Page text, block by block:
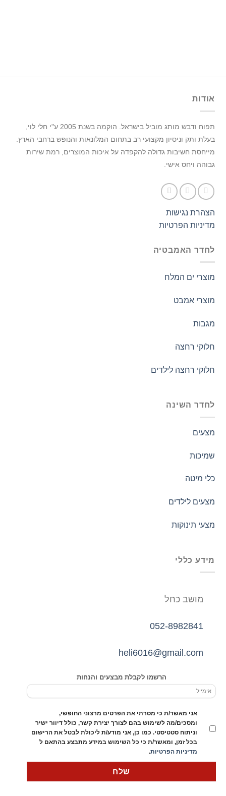
אודות
תפוח ודבש מותג מוביל בישראל.
הוקמה בשנת 2005 ע"י חלי לוי,
בעלת ותק וניסיון מקצועי רב בתחום המלונאות והנופש ברחבי הארץ.
מייחסת חשיבות גדולה להקפדה על איכות המוצרים, רמת שירות
גבוהה ויחס אישי.
הצהרת נגישות
מדיניות הפרטיות
לחדר האמבטיה
מוצרי ים המלח
מוצרי אמבט
מגבות
חלוקי רחצה
חלוקי רחצה לילדים
לחדר השינה
מצעים
שמיכות
כלי מיטה
מצעים לילדים
מצעי תינוקות
מידע כללי
מושב כחל
052-8982841
heli6016@gmail.com
הרשמו לקבלת מבצעים והנחות
אני מאשר/ת כי מסרתי את הפרטים מרצוני החופשי,
ומסכים/מה לשימוש בהם לצורך יצירת קשר, כולל דיוור ישיר
וניתוח סטטיסטי. כמו כן, אני מודע/ת ליכולת לבטל את הרישום
בכל זמן, ומאשר/ת כי כל השימוש במידע מתבצע בהתאם ל
מדיניות הפרטיות.